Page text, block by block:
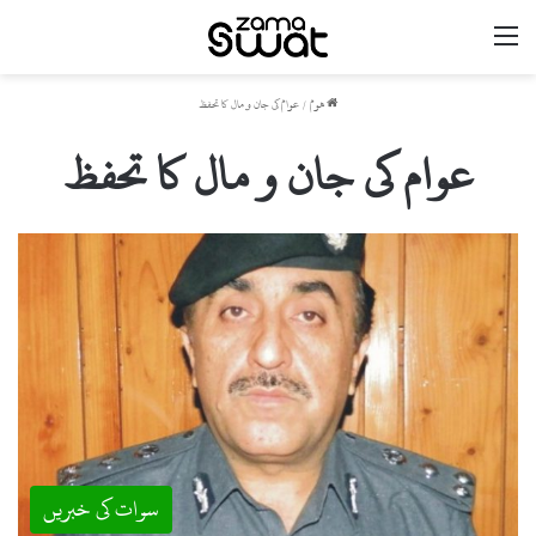
ھوم/عوام کی جان و مال کا تحفظ
عوام کی جان و مال کا تحفظ
سوات کی خبریں